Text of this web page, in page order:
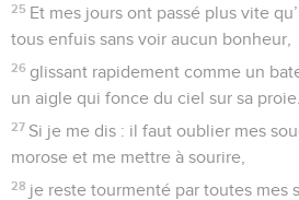
25 Et mes jours ont passé plus vite
tous enfuis sans voir aucun bonheur,
26 glissant rapidement comme un
un aigle qui fonce du ciel sur sa proie.
27 Si je me dis : il faut oublier mes
morose et me mettre à sourire,
28 je reste tourmenté par toutes mes